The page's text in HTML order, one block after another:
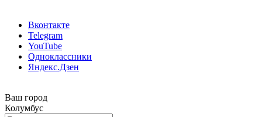
Вконтакте
Telegram
YouTube
Одноклассники
Яндекс.Дзен
Ваш город
Колумбус